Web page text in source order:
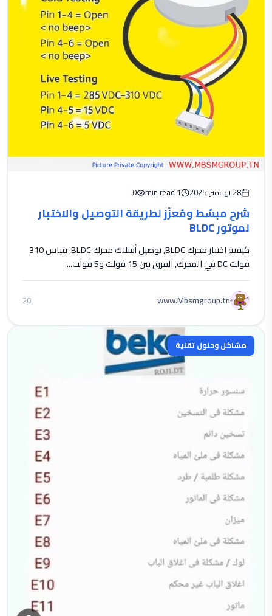
28 نوفمبر، 2025 1 min read
0
شرح مبسّط ومُعزّز لطريقة التوصيل والاختبار
لموتور BLDC
كيفية اختبار محرك BLDC, توصيل أسلاك محرك BLDC, قياس 310
فولت DC في المحرك, الفرق بين 15 فولت و5 فولت...
www.Mbsmgroup.tn
20
مشاكل وحلول تقنية